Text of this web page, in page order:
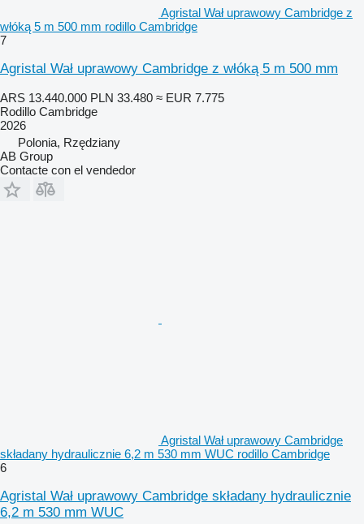
Agristal Wał uprawowy Cambridge z
włóką 5 m 500 mm rodillo Cambridge
7
Agristal Wał uprawowy Cambridge z włóką 5 m 500 mm
ARS 13.440.000 PLN 33.480 ≈ EUR 7.775
Rodillo Cambridge
2026
Polonia, Rzędziany
AB Group
Contacte con el vendedor
Agristal Wał uprawowy Cambridge
składany hydraulicznie 6,2 m 530 mm WUC rodillo Cambridge
6
Agristal Wał uprawowy Cambridge składany hydraulicznie
6,2 m 530 mm WUC